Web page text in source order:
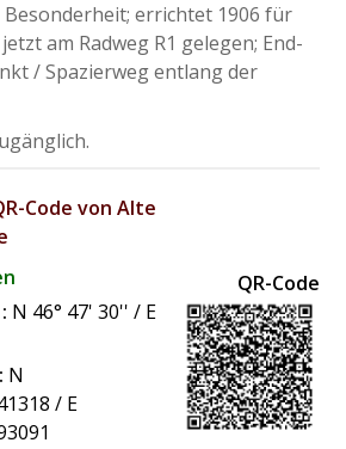
errichtet 1906 für
am Radweg R1 gelegen; End-
/ Spazierweg entlang der
Code von Alte
N 46° 47' 30'' / E
N
/ E
QR-Code